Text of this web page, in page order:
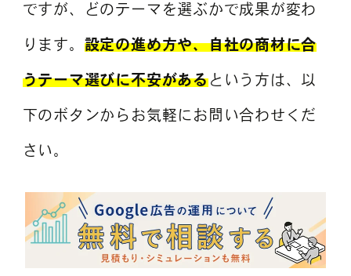
ですが、どのテーマを選ぶかで成果が変わ
ります。 設定の進め方や、自社の商材に合
うテーマ選びに不安があるという方は、以
下のボタンからお気軽にお問い合わせくだ
さい。